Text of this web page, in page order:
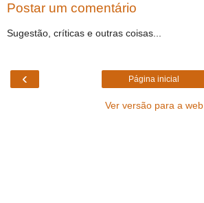
Postar um comentário
Sugestão, críticas e outras coisas...
‹ Página inicial
Ver versão para a web